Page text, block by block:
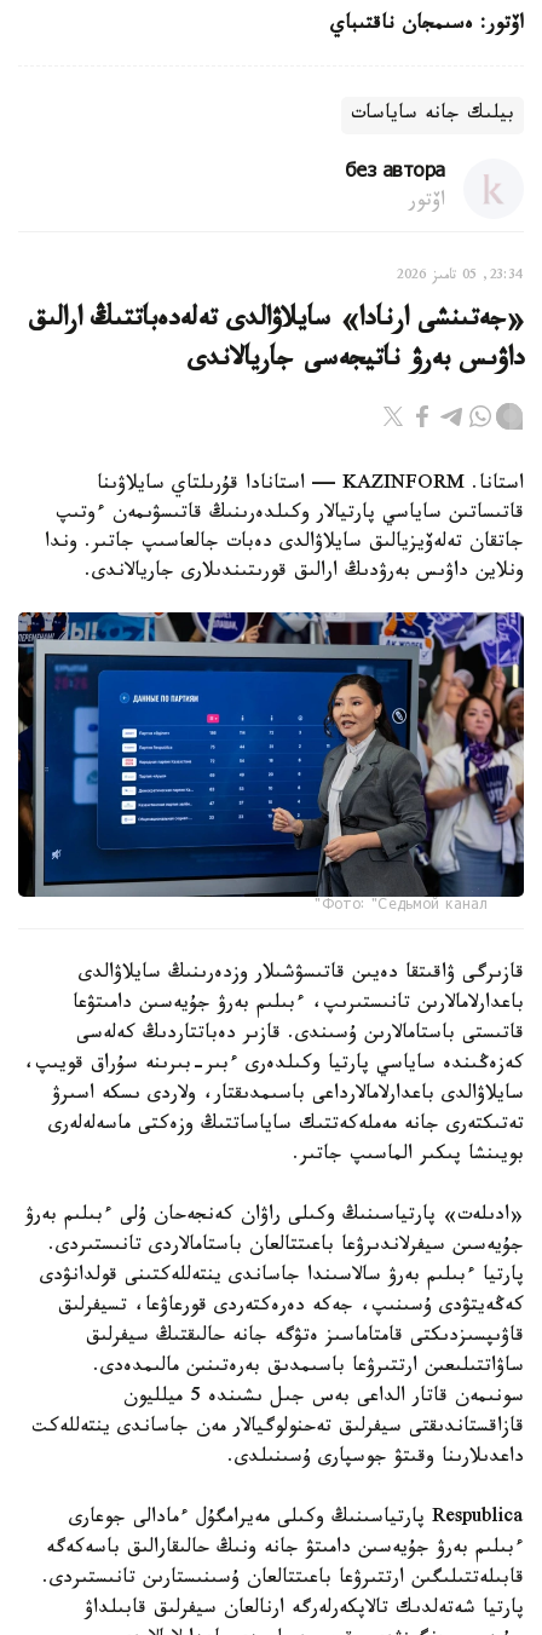
اۆتور: ەسىمجان ناقتىباي
بيلىك جانە ساياسات
без автора
اۆتور
23:34, 05 تامىز 2026
«جەتىنشى ارنادا» سايلاۋالدى تەلەدەباتتىڭ ارالىق
داۋىس بەرۋ ناتيجەسى جاريالاندى
استانا. KAZINFORM — استانادا قۇرىلتاي سايلاۋىنا
قاتىساتىن ساياسي پارتيالار وكىلدەرىنىڭ قاتىسۋىمەن ءوتىپ
جاتقان تەلەۆيزيالىق سايلاۋالدى دەبات جالعاسىپ جاتىر. وندا
ونلاين داۋىس بەرۋدىڭ ارالىق قورىتىندىلارى جاريالاندى.
Фото: "Седьмой канал"
قازىرگى ۋاقىتقا دەيىن قاتىسۋشىلار وزدەرىنىڭ سايلاۋالدى
باعدارلامالارىن تانىستىرىپ، ءبىلىم بەرۋ جۇيەسىن دامىتۋعا
قاتىستى باستامالارىن ۇسىندى. قازىر دەباتتاردىڭ كەلەسى
كەزەڭىندە ساياسي پارتيا وكىلدەرى ءبىر-بىرىنە سۇراق قويىپ،
سايلاۋالدى باعدارلامالارداعى باسىمدىقتار، ولاردى ىسكە اسىرۋ
تەتىكتەرى جانە مەملەكەتتىك ساياساتتىڭ وزەكتى ماسەلەلەرى
بويىنشا پىكىر الماسىپ جاتىر.
«ادىلەت» پارتياسىنىڭ وكىلى راۋان كەنجەحان ۇلى ءبىلىم بەرۋ
جۇيەسىن سيفرلاندىرۋعا باعىتتالعان باستامالاردى تانىستىردى.
پارتيا ءبىلىم بەرۋ سالاسىندا جاساندى ينتەللەكتىنى قولدانۋدى
كەڭەيتۋدى ۇسىنىپ، جەكە دەرەكتەردى قورعاۋعا، تسيفرلىق
قاۋىپسىزدىكتى قامتاماسىز ەتۋگە جانە حالىقتىڭ سيفرلىق
ساۋاتتىلىعىن ارتتىرۋعا باسىمدىق بەرەتىنىن مالىمدەدى.
سونىمەن قاتار الداعى بەس جىل ىشىندە 5 ميلليون
قازاقستاندىقتى سيفرلىق تەحنولوگيالار مەن جاساندى ينتەللەكت
داعدىلارىنا وقىتۋ جوسپارى ۇسىنىلدى.
Respublica پارتياسىنىڭ وكىلى مەيرامگۇل ءمادالى جوعارى
ءبىلىم بەرۋ جۇيەسىن دامىتۋ جانە ونىڭ حالىقارالىق باسەكەگە
قابىلەتتىلىگىن ارتتىرۋعا باعىتتالعان ۇسىنىستارىن تانىستىردى.
پارتيا شەتەلدىك تالاپكەرلەرگە ارنالعان سيفرلىق قابىلداۋ